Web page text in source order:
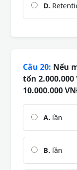
D.
Câu 20: Nếu
tốn
10.000.000
A. lần
B. lần